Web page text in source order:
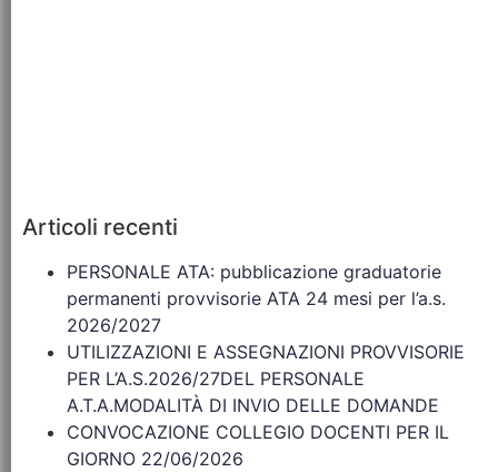
Articoli recenti
PERSONALE ATA: pubblicazione graduatorie
permanenti provvisorie ATA 24 mesi per l’a.s.
2026/2027
UTILIZZAZIONI E ASSEGNAZIONI PROVVISORIE
PER L’A.S.2026/27DEL PERSONALE
A.T.A.MODALITÀ DI INVIO DELLE DOMANDE
CONVOCAZIONE COLLEGIO DOCENTI PER IL
GIORNO 22/06/2026